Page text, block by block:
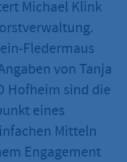
Michael Klink
Fledermaus
von Tanja
Hofheim sind die
eines
Mitteln
Engagement